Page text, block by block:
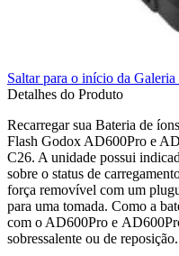
Tiffen
Tilta
Tolifo
Triopo
Tsunami
Saltar para o início da Galeria
Detalhes do Produto
Recarregar sua Bateria de
Flash Godox AD600Pro e
C26. A unidade possui
sobre o status de
força removível com um
para uma tomada. Como a
com o AD600Pro e
sobressalente ou de reposição.